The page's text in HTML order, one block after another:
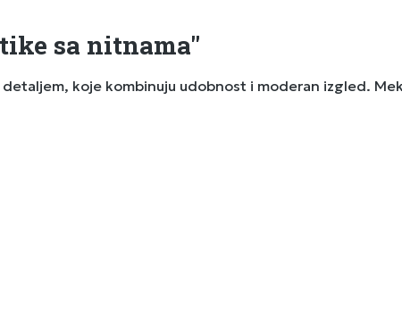
sa nitnama"
koje kombinuju udobnost i moderan izgled.